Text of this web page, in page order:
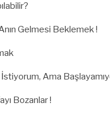
Gelmesi Beklemek !
Ama
Bozanlar !